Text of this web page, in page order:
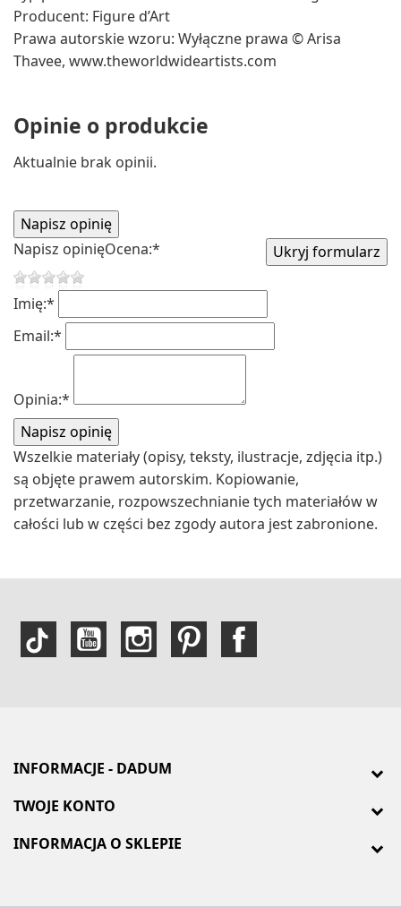
Producent: Figure d’Art
Prawa autorskie wzoru: Wyłączne prawa © Arisa
Thavee, www.theworldwideartists.com
Opinie o produkcie
Aktualnie brak opinii.
Napisz opinięOcena:*
Imię:*
Email:*
Opinia:*
Wszelkie materiały (opisy, teksty, ilustracje, zdjęcia itp.)
są objęte prawem autorskim. Kopiowanie,
przetwarzanie, rozpowszechnianie tych materiałów w
całości lub w części bez zgody autora jest zabronione.
INFORMACJE - DADUM
TWOJE KONTO
INFORMACJA O SKLEPIE